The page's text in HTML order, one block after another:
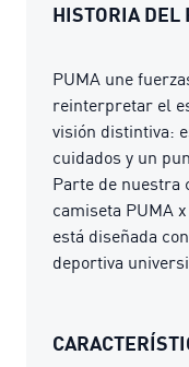
HISTORIA DEL
PUMA une
reinterpretar el
visión distintiva:
cuidados y un
Parte de nuestra
camiseta PUMA
está diseñada
deportiva